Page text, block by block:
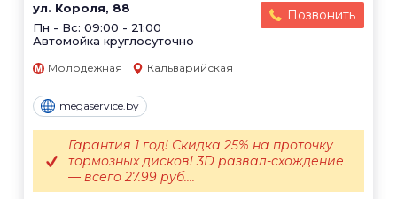
ул. Короля, 88
Пн - Вс: 09:00 - 21:00
Автомойка круглосуточно
Позвонить
Молодежная Кальварийская
megaservice.by
Гарантия 1 год! Скидка 25% на проточку
тормозных дисков! 3D развал-схождение
— всего 27.99 руб....